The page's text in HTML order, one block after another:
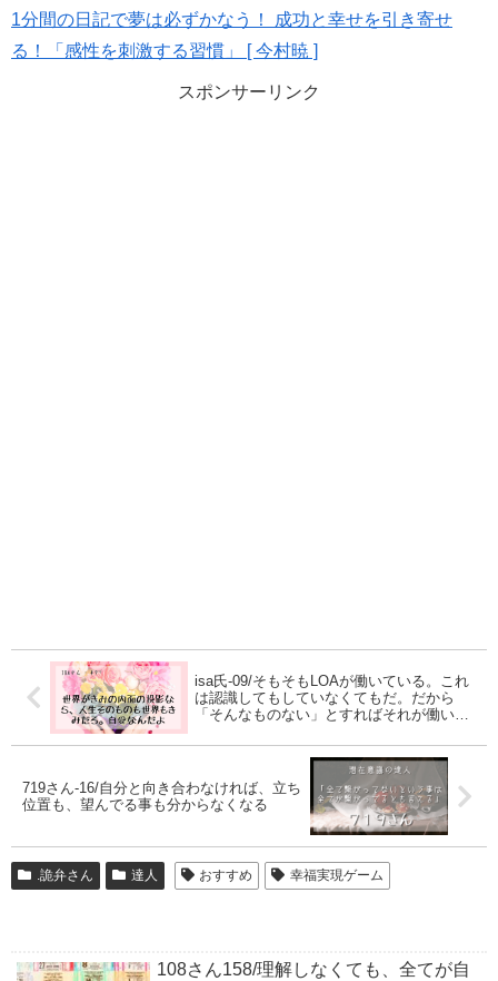
1分間の日記で夢は必ずかなう！ 成功と幸せを引き寄せ
る！「感性を刺激する習慣」 [ 今村暁 ]
スポンサーリンク
isa氏-09/そもそもLOAが働いている。これ
は認識してもしていなくてもだ。だから
「そんなものない」とすればそれが働いて
719さん-16/自分と向き合わなければ、立ち
位置も、望んでる事も分からなくなる
.詭弁さん 達人 おすすめ 幸福実現ゲーム
108さん158/理解しなくても、全てが自